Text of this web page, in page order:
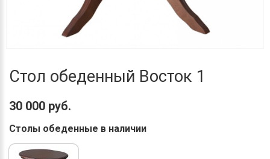
Стол обеденный Восток 1
30 000 руб.
Столы обеденные в наличии